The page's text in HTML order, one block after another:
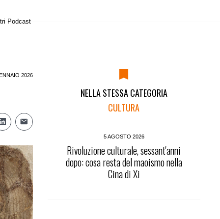
Podcast
2026
NELLA STESSA CATEGORIA
CULTURA
5 AGOSTO 2026
Rivoluzione culturale, sessant'anni
dopo: cosa resta del maoismo nella
Cina di Xi